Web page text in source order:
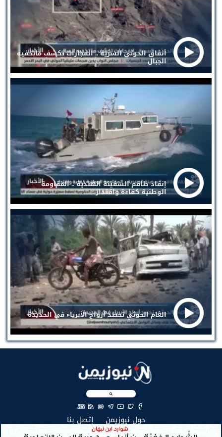
أنفاق الحوثي السرية .. انفجارات تكشف ماتخفيه
الجبال
إنقاذ طاقم السفينة الهندية .. المقاومة
الوطنية كفاءة واقتدار
الغام الحوثي تحصد أرواح الأبرياء في الحديدة
EN
حول نيوزيمن إتصل بنا
جميع الحقوق محفوظة لنيوزيمن © 2026